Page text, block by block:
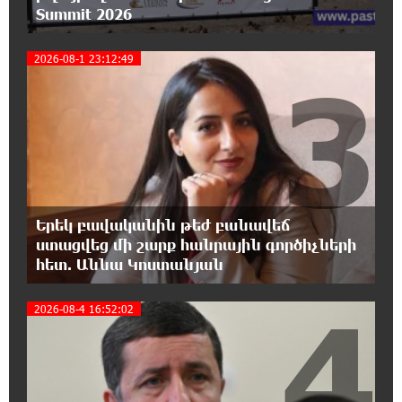
Moody’s-ը IDBank-ի վարկանիշային
հեռանկարը փոխել է դրականի
15:24:13 6-08-2026
Վեհափառի անձնագրի մեջ գրված է՝
Գարեգին Բ․ նույնիսկ քննիչներն ու
դատախազներն են այդպես դիմում նրան՝ իրենց հավատից
ելնելով․ տեսանյութ
15:09:27 6-08-2026
Ռեբուսը լուծելու համար, ասեք թե ինչպե՞ս
ՀՀ 29.800 քկմ տարածքը կրճատվեց.
Վարդևանյանը՝ Հովհաննիսյանին
15:00:46 6-08-2026
Ֆասթ Բանկը Սևան Ստարտափ Սամմիթին
ներկայացրել է իր պրոդուկտներն ու
քարտային առաջարկները
Summit 2026
2026-08-1 23:12:49
Երեկ բավականին թեժ բանավեճ
ստացվեց մի շարք հանրային գործիչների
հետ. Աննա Կոստանյան
3
2026-08-4 16:52:02